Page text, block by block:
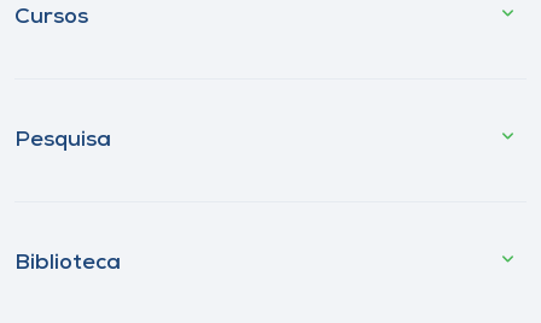
Cursos
Pesquisa
Biblioteca